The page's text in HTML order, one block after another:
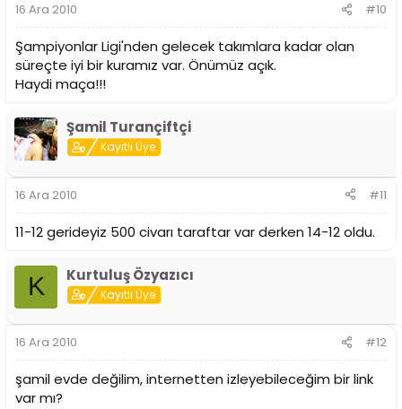
16 Ara 2010 #10
Şampiyonlar Ligi'nden gelecek takımlara kadar olan
süreçte iyi bir kuramız var. Önümüz açık.
Haydi maça!!!
Şamil Turançiftçi
Kayıtlı Üye
16 Ara 2010 #11
11-12 gerideyiz 500 civarı taraftar var derken 14-12 oldu.
K Kurtuluş Özyazıcı
Kayıtlı Üye
16 Ara 2010 #12
şamil evde değilim, internetten izleyebileceğim bir link
var mı?